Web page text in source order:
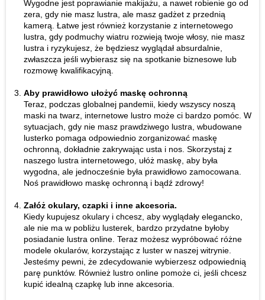
Wygodne jest poprawianie makijażu, a nawet robienie go od
zera, gdy nie masz lustra, ale masz gadżet z przednią
kamerą. Łatwe jest również korzystanie z internetowego
lustra, gdy podmuchy wiatru rozwieją twoje włosy, nie masz
lustra i ryzykujesz, że będziesz wyglądał absurdalnie,
zwłaszcza jeśli wybierasz się na spotkanie biznesowe lub
rozmowę kwalifikacyjną.
Aby prawidłowo ułożyć maskę ochronną
Teraz, podczas globalnej pandemii, kiedy wszyscy noszą
maski na twarz, internetowe lustro może ci bardzo pomóc. W
sytuacjach, gdy nie masz prawdziwego lustra, wbudowane
lusterko pomaga odpowiednio zorganizować maskę
ochronną, dokładnie zakrywając usta i nos. Skorzystaj z
naszego lustra internetowego, ułóż maskę, aby była
wygodna, ale jednocześnie była prawidłowo zamocowana.
Noś prawidłowo maskę ochronną i bądź zdrowy!
Załóż okulary, czapki i inne akcesoria.
Kiedy kupujesz okulary i chcesz, aby wyglądały elegancko,
ale nie ma w pobliżu lusterek, bardzo przydatne byłoby
posiadanie lustra online. Teraz możesz wypróbować różne
modele okularów, korzystając z luster w naszej witrynie.
Jesteśmy pewni, że zdecydowanie wybierzesz odpowiednią
parę punktów. Również lustro online pomoże ci, jeśli chcesz
kupić idealną czapkę lub inne akcesoria.